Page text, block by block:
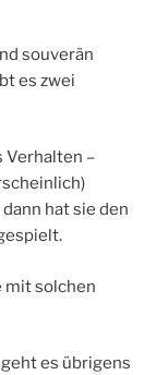
souverän
es zwei
Verhalten –
hat sie den
mit solchen
es übrigens